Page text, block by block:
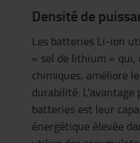
Densité de
Les batteries Li-ion
« sel de lithium » qui,
chimiques, améliore
durabilité.
batteries est leur
énergétique élevée